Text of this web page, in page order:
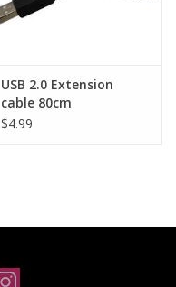
USB 2.0 Extension
cable 80cm
$4.99